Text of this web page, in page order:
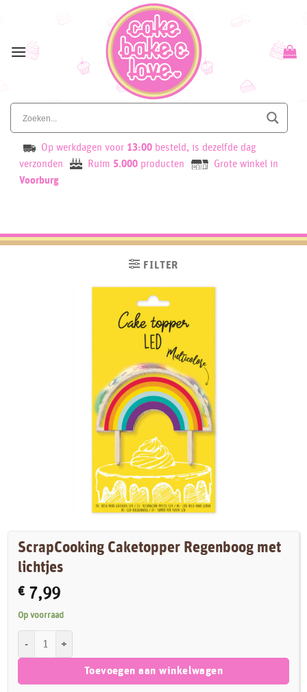
content
Op werkdagen voor 13:00 besteld, is dezelfde dag
verzonden
Ruim 5.000 producten
Grote winkel in
Voorburg
FILTER
ScrapCooking Caketopper Regenboog met
lichtjes
€ 7,99
Op voorraad
Toevoegen aan winkelwagen